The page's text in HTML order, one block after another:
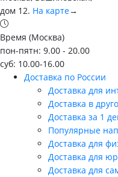
дом 12. На карте→
Время (Москва)
пон-пятн: 9.00 - 20.00
суб: 10.00-16.00
Доставка по России
Доставка для
Доставка в
Доставка за 1
Популярные
Доставка для
Доставка для
Доставка для